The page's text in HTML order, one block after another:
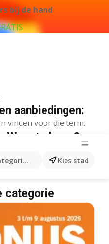
bij de hand
producten...
Kies stad
aanbiedingen:
vinden voor die term.
Waar te koop?
categorie